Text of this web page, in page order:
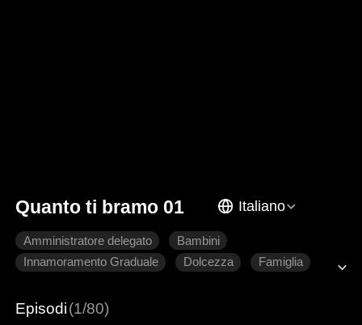
Quanto ti bramo 01 Italiano
Amministratore delegato
Bambini
Innamoramento Graduale
Dolcezza
Famiglia
Episodi(1/80)